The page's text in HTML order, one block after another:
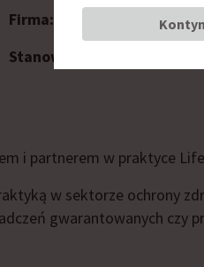
Firma: Rymarz Zdort Maruta
Stanowisko:
i partnerem w praktyce
w sektorze ochrony
gwarantowanych czy